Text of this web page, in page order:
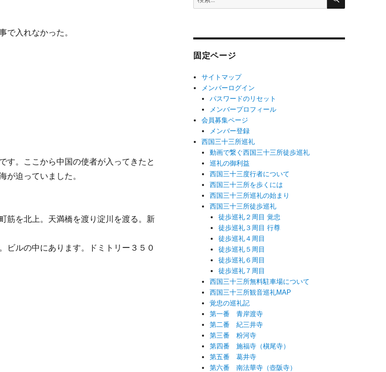
で入れなかった。
す。ここから中国の使者が入ってきたと
が迫っていました。
筋を北上。天満橋を渡り淀川を渡る。新
ビルの中にあります。ドミトリー３５０
索:
固定ページ
サイトマップ
メンバーログイン
パスワードのリセット
メンバープロフィール
会員募集ページ
メンバー登録
西国三十三所巡礼
動画で繋ぐ西国三十三所徒歩巡礼
巡礼の御利益
西国三十三度行者について
西国三十三所を歩くには
西国三十三所巡礼の始まり
西国三十三所徒歩巡礼
徒歩巡礼２周目 覚忠
徒歩巡礼３周目 行尊
徒歩巡礼４周目
徒歩巡礼５周目
徒歩巡礼６周目
徒歩巡礼７周目
西国三十三所無料駐車場について
西国三十三所観音巡礼MAP
覚忠の巡礼記
第一番 青岸渡寺
第二番 紀三井寺
第三番 粉河寺
第四番 施福寺（槇尾寺）
第五番 葛井寺
第六番 南法華寺（壺阪寺）